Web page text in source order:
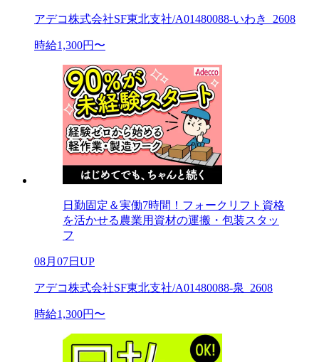
アデコ株式会社SF東北支社/A01480088-いわき_2608
時給1,300円〜
日勤固定＆実働7時間！フォークリフト資格
を活かせる農業用資材の運搬・包装スタッ
フ
08月07日UP
アデコ株式会社SF東北支社/A01480088-泉_2608
時給1,300円〜